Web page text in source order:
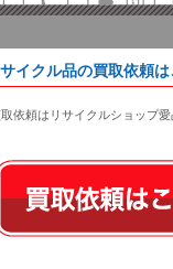
サイクル品の買取依頼
取依頼はリサイクルショップ愛